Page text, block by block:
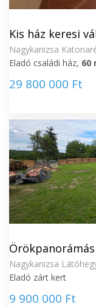
Kis ház keresi
Nagykanizsa
Eladó családi ház, 60
29 800 000 Ft
Nagykanizsa
Eladó zárt kert
9 900 000 Ft